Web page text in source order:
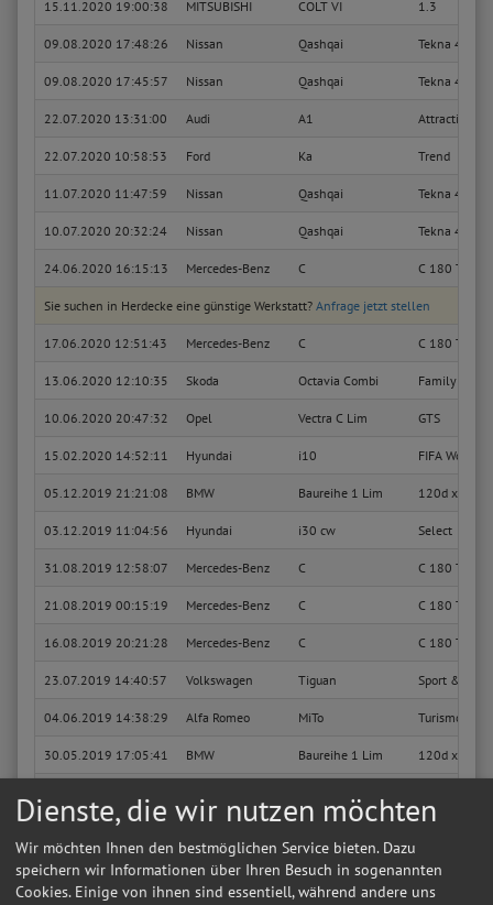
15.11.2020 19:00:38 MITSUBISHI COLT VI 1.3
09.08.2020 17:48:26 Nissan Qashqai Tekna 4X4
09.08.2020 17:45:57 Nissan Qashqai Tekna 4X4
22.07.2020 13:31:00 Audi A1 Attraction
22.07.2020 10:58:53 Ford Ka Trend
11.07.2020 11:47:59 Nissan Qashqai Tekna 4X4
10.07.2020 20:32:24 Nissan Qashqai Tekna 4X4
24.06.2020 16:15:13 Mercedes-Benz C C 180 T
Sie suchen in Herdecke eine günstige Werkstatt? Anfrage jetzt stellen
17.06.2020 12:51:43 Mercedes-Benz C C 180 T
13.06.2020 12:10:35 Skoda Octavia Combi Family
10.06.2020 20:47:32 Opel Vectra C Lim GTS
15.02.2020 14:52:11 Hyundai i10 FIFA World
05.12.2019 21:21:08 BMW Baureihe 1 Lim 120d xDrive
03.12.2019 11:04:56 Hyundai i30 cw Select
31.08.2019 12:58:07 Mercedes-Benz C C 180 T
21.08.2019 00:15:19 Mercedes-Benz C C 180 T
16.08.2019 20:21:28 Mercedes-Benz C C 180 T
23.07.2019 14:40:57 Volkswagen Tiguan Sport &
04.06.2019 14:38:29 Alfa Romeo MiTo Turismo
30.05.2019 17:05:41 BMW Baureihe 1 Lim 120d xDrive
25.03.2019 08:33:06
11.03.2019 15:03:29 Volkswagen Caddy PKW Maxi
Dienste, die wir nutzen möchten
Wir möchten Ihnen den bestmöglichen Service bieten. Dazu
speichern wir Informationen über Ihren Besuch in sogenannten
Cookies. Einige von ihnen sind essentiell, während andere uns